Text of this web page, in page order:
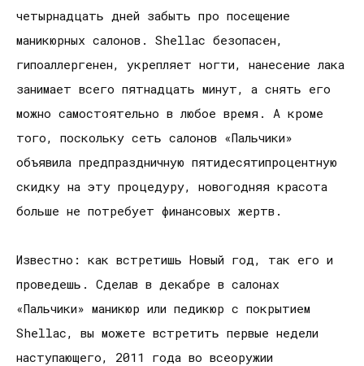
четырнадцать дней забыть про посещение
маникюрных салонов. Shellac безопасен,
гипоаллергенен, укрепляет ногти, нанесение лака
занимает всего пятнадцать минут, а снять его
можно самостоятельно в любое время. А кроме
того, поскольку сеть салонов «Пальчики»
объявила предпраздничную пятидесятипроцентную
скидку на эту процедуру, новогодняя красота
больше не потребует финансовых жертв.
Известно: как встретишь Новый год, так его и
проведешь. Сделав в декабре в салонах
«Пальчики» маникюр или педикюр с покрытием
Shellac, вы можете встретить первые недели
наступающего, 2011 года во всеоружии